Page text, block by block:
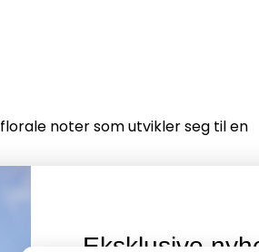
noter som utvikler seg til en
Eksklusive